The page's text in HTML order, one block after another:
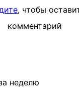
, чтобы
комментарий
неделю